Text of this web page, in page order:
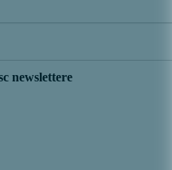
newslettere